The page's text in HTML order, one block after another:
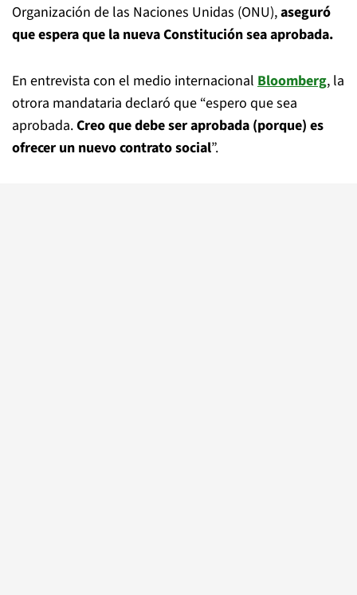
Organización de las Naciones Unidas (ONU),aseguró
que espera que la nueva Constitución sea aprobada.
En entrevista con el medio internacional Bloomberg, la
otrora mandataria declaró que “espero que sea
aprobada.Creo que debe ser aprobada (porque) es
ofrecer un nuevo contrato social”.